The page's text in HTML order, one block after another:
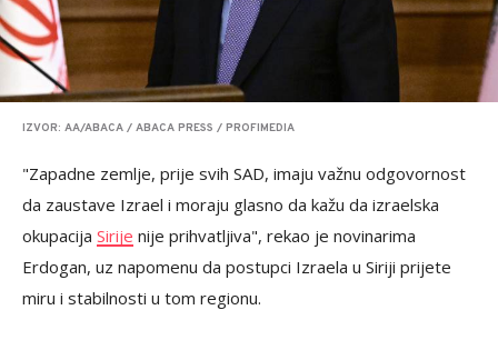
IZVOR: AA/ABACA / ABACA PRESS / PROFIMEDIA
"Zapadne zemlje, prije svih SAD, imaju važnu odgovornost
da zaustave Izrael i moraju glasno da kažu da izraelska
okupacija Sirije nije prihvatljiva", rekao je novinarima
Erdogan, uz napomenu da postupci Izraela u Siriji prijete
miru i stabilnosti u tom regionu.